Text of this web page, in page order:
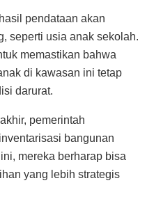
pendataan akan
seperti usia anak sekolah.
memastikan bahwa
di kawasan ini tetap
darurat.
pemerintah
bangunan
mereka berharap bisa
yang lebih strategis